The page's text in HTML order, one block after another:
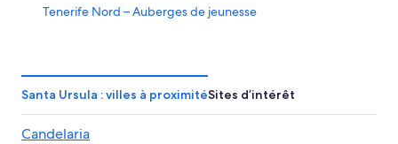
Tenerife Nord – Auberges de jeunesse
Hôtels tout inclus – Puerto de la Cruz
Hôtels au bord de la plage – Puerto de la Cruz
Santa Ursula : villes à proximitéSites d’intérêt
Candelaria